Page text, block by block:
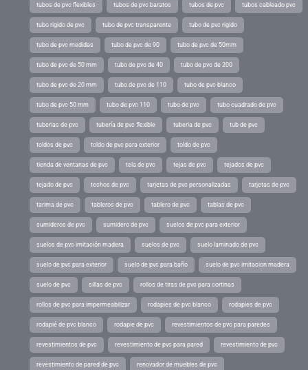
tubos de pvc flexibles tubos de pvc baratos tubos de pvc tubos cableado pvc
tubo rigido de pvc tubo de pvc transparente tubo de pvc rigido
tubo de pvc medidas tubo de pvc de 90 tubo de pvc de 50mm
tubo de pvc de 50 mm tubo de pvc de 40 tubo de pvc de 200
tubo de pvc de 20 mm tubo de pvc de 110 tubo de pvc blanco
tubo de pvc 50 mm tubo de pvc 110 tubo de pvc tubo cuadrado de pvc
tuberias de pvc tubería de pvc flexible tuberia de pvc tub de pvc
toldos de pvc toldo de pvc para exterior toldo de pvc
tienda de ventanas de pvc tela de pvc tejas de pvc tejados de pvc
tejado de pvc techos de pvc tarjetas de pvc personalizadas tarjetas de pvc
tarima de pvc tableros de pvc tablero de pvc tablas de pvc
sumideros de pvc sumidero de pvc suelos de pvc para exterior
suelos de pvc imitación madera suelos de pvc suelo laminado de pvc
suelo de pvc para exterior suelo de pvc para baño suelo de pvc imitacion madera
suelo de pvc sillas de pvc rollos de tiras de pvc para cortinas
rollos de pvc para impermeabilizar rodapies de pvc blanco rodapies de pvc
rodapié de pvc blanco rodapie de pvc revestimientos de pvc para paredes
revestimientos de pvc revestimiento de pvc para pared revestimiento de pvc
revestimiento de pared de pvc renovador de muebles de pvc